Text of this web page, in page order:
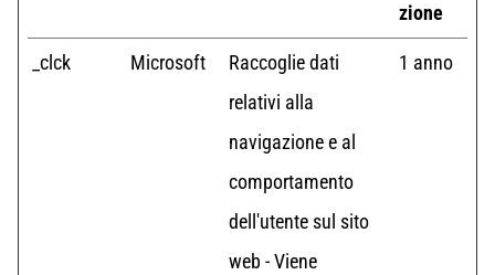
zione
_clck Microsoft
Raccoglie dati
relativi alla
navigazione e al
comportamento
dell'utente sul sito
web - Viene
1 anno